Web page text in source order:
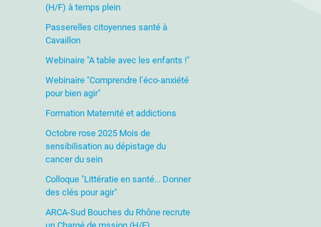
(H/F) à temps plein
Passerelles citoyennes santé à
Cavaillon
Webinaire "A table avec les enfants !"
Webinaire "Comprendre l’éco-anxiété
pour bien agir"
Formation Maternité et addictions
Octobre rose 2025 Mois de
sensibilisation au dépistage du
cancer du sein
Colloque "Littératie en santé... Donner
des clés pour agir"
ARCA-Sud Bouches du Rhône recrute